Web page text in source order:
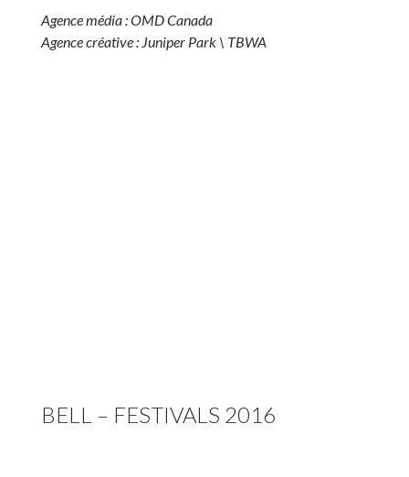
Agence média : OMD Canada
Agence créative : Juniper Park \ TBWA
BELL – FESTIVALS 2016